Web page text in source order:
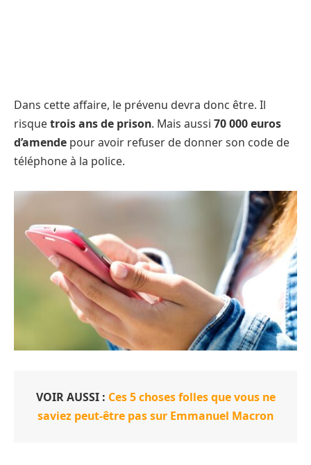
Dans cette affaire, le prévenu devra donc être. Il
risquetrois ans de prison. Mais aussi 70 000 euros
d’amende pour avoir refuser de donner son code de
téléphone à la police.
VOIR AUSSI : Ces 5 choses folles que vous ne
saviez peut-être pas sur Emmanuel Macron